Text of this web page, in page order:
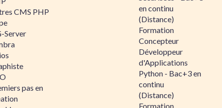
CMS PHP
Server
pas en
en continu
(Distance)
Formation
Concepteur
Développeur
d'Applications
Python - Bac+3 en
continu
(Distance)
Formation